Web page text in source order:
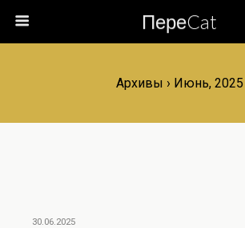
ПереCat
Архивы › Июнь, 2025
30.06.2025